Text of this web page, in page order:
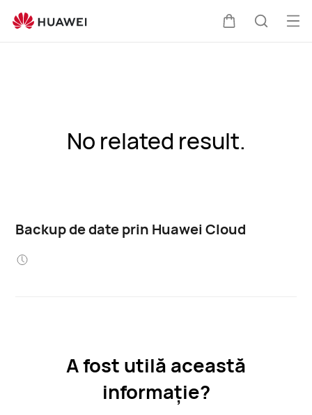
No related result.
Backup de date prin Huawei Cloud
A fost utilă această
informație?